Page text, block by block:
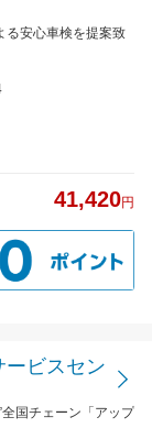
る安心車検を提案致
41,420円
ビスセン
国チェーン「アップ